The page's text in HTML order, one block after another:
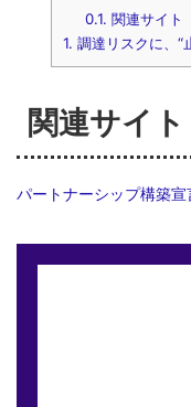
0.1. 関連サイト
1. 調達リスクに、“
関連サイト
パートナーシップ構築宣